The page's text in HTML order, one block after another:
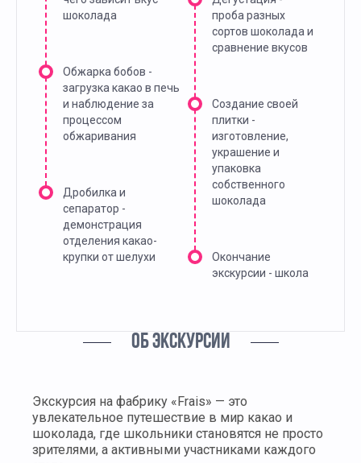
шоколада
Обжарка бобов -
загрузка какао в печь
и наблюдение за
процессом
обжаривания
Дробилка и
сепаратор -
демонстрация
отделения какао-
крупки от шелухи
проба разных
сортов шоколада и
сравнение вкусов
Создание своей
плитки -
изготовление,
украшение и
упаковка
собственного
шоколада
Окончание
экскурсии - школа
ОБ ЭКСКУРСИИ
Экскурсия на фабрику «Frais» — это
увлекательное путешествие в мир какао и
шоколада, где школьники становятся не просто
зрителями, а активными участниками каждого